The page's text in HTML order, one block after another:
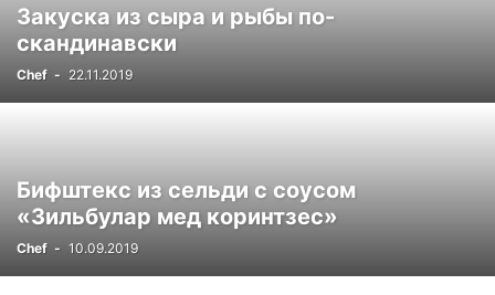
Закуска из сыра и рыбы по-
скандинавски
Chef - 22.11.2019
Бифштекс из сельди с соусом
«Зильбулар мед коринтзес»
Chef - 10.09.2019